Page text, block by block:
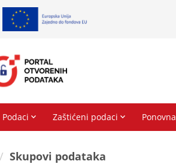
Skupovi podаtаkа